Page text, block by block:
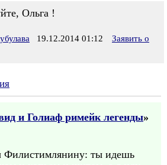
Ольга !
19.12.2014 01:12
Заявить о
и Голиаф римейк легенды»
Филистимлянину: ты идешь